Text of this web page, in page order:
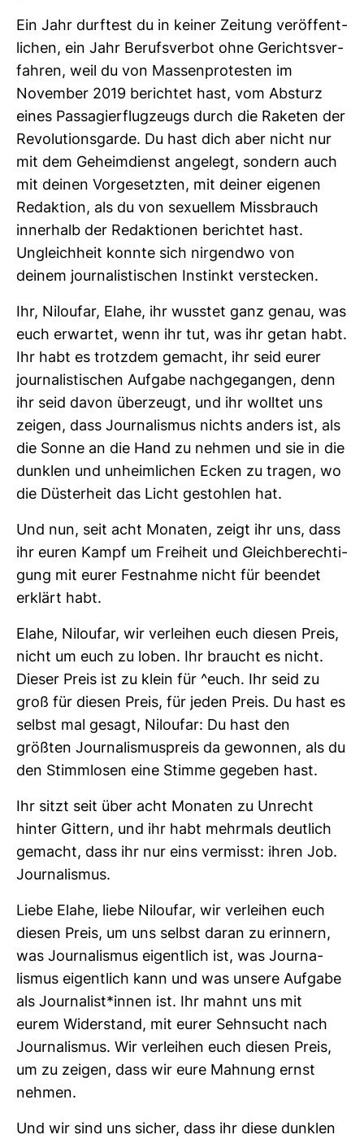
Ein Jahr durf­test du in keiner Zei­tung ver­öf­fent­
li­chen, ein Jahr Berufs­verbot ohne Gerichts­ver­
fahren, weil du von Mas­sen­pro­testen im
November 2019 berichtet hast, vom Absturz
eines Pas­sa­gier­flug­zeugs durch die Raketen der
Revo­lu­ti­ons­garde. Du hast dich aber nicht nur
mit dem Geheim­dienst ange­legt, son­dern auch
mit deinen Vor­ge­setzten, mit deiner eigenen
Redak­tion, als du von sexu­ellem Miss­brauch
inner­halb der Redak­tionen berichtet hast.
Ungleich­heit konnte sich nir­gendwo von
deinem jour­na­lis­ti­schen Instinkt ver­ste­cken.
Ihr, Niloufar, Elahe, ihr wusstet ganz genau, was
euch erwartet, wenn ihr tut, was ihr getan habt.
Ihr habt es trotzdem gemacht, ihr seid eurer
jour­na­lis­ti­schen Auf­gabe nach­ge­gangen, denn
ihr seid davon über­zeugt, und ihr wolltet uns
zeigen, dass Jour­na­lismus nichts anders ist, als
die Sonne an die Hand zu nehmen und sie in die
dunklen und unheim­li­chen Ecken zu tragen, wo
die Düs­ter­heit das Licht gestohlen hat.
Und nun, seit acht Monaten, zeigt ihr uns, dass
ihr euren Kampf um Frei­heit und Gleich­be­rech­ti­
gung mit eurer Fest­nahme nicht für beendet
erklärt habt.
Elahe, Niloufar, wir ver­leihen euch diesen Preis,
nicht um euch zu loben. Ihr braucht es nicht.
Dieser Preis ist zu klein für ^euch. Ihr seid zu
groß für diesen Preis, für jeden Preis. Du hast es
selbst mal gesagt, Niloufar: Du hast den
größten Jour­na­lis­mus­preis da gewonnen, als du
den Stimm­losen eine Stimme gegeben hast.
Ihr sitzt seit über acht Monaten zu Unrecht
hinter Git­tern, und ihr habt mehr­mals deut­lich
gemacht, dass ihr nur eins ver­misst: ihren Job.
Jour­na­lismus.
Liebe Elahe, liebe Niloufar, wir ver­leihen euch
diesen Preis, um uns selbst daran zu erin­nern,
was Jour­na­lismus eigent­lich ist, was Jour­na­
lismus eigent­lich kann und was unsere Auf­gabe
als Jour­na­list*innen ist. Ihr mahnt uns mit
eurem Wider­stand, mit eurer Sehn­sucht nach
Jour­na­lismus. Wir ver­leihen euch diesen Preis,
um zu zeigen, dass wir eure Mah­nung ernst
nehmen.
Und wir sind uns sicher, dass ihr diese dunklen